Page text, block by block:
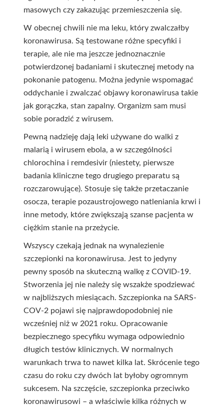
masowych czy zakazując przemieszczenia się.
W obecnej chwili nie ma leku, który zwalczałby
koronawirusa. Są testowane różne specyfiki i
terapie, ale nie ma jeszcze jednoznacznie
potwierdzonej badaniami i skutecznej metody na
pokonanie patogenu. Można jedynie wspomagać
oddychanie i zwalczać objawy koronawirusa takie
jak gorączka, stan zapalny. Organizm sam musi
sobie poradzić z wirusem.
Pewną nadzieję dają leki używane do walki z
malarią i wirusem ebola, a w szczególności
chlorochina i remdesivir (niestety, pierwsze
badania kliniczne tego drugiego preparatu są
rozczarowujące). Stosuje się także przetaczanie
osocza, terapie pozaustrojowego natleniania krwi i
inne metody, które zwiększają szanse pacjenta w
ciężkim stanie na przeżycie.
Wszyscy czekają jednak na wynalezienie
szczepionki na koronawirusa. Jest to jedyny
pewny sposób na skuteczną walkę z COVID-19.
Stworzenia jej nie należy się wszakże spodziewać
w najbliższych miesiącach. Szczepionka na SARS-
COV-2 pojawi się najprawdopodobniej nie
wcześniej niż w 2021 roku. Opracowanie
bezpiecznego specyfiku wymaga odpowiednio
długich testów klinicznych. W normalnych
warunkach trwa to nawet kilka lat. Skrócenie tego
czasu do roku czy dwóch lat byłoby ogromnym
sukcesem. Na szczęście, szczepionka przeciwko
koronawirusowi – a właściwie kilka różnych w